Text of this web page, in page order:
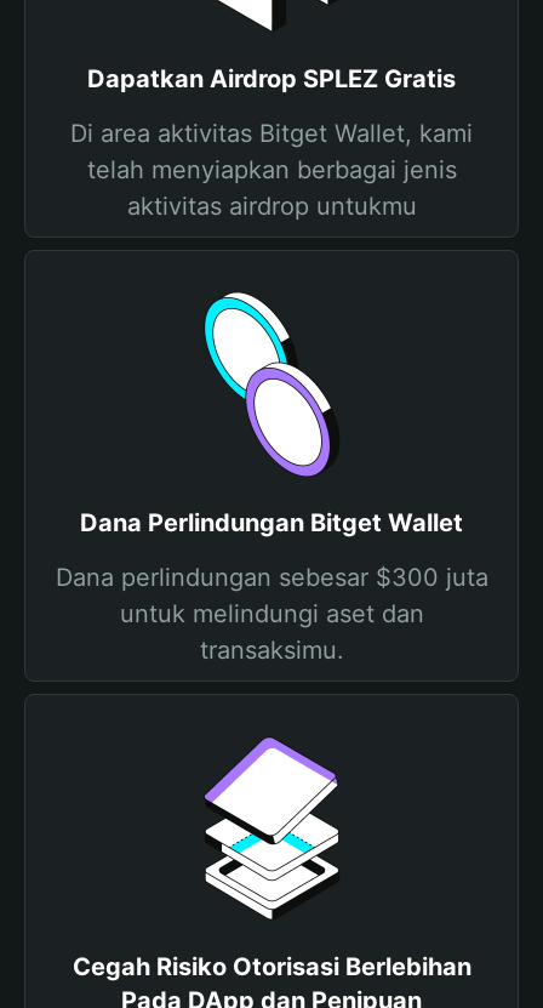
Dapatkan Airdrop SPLEZ Gratis
Di area aktivitas Bitget Wallet, kami
telah menyiapkan berbagai jenis
aktivitas airdrop untukmu
Dana Perlindungan Bitget Wallet
Dana perlindungan sebesar $300 juta
untuk melindungi aset dan
transaksimu.
Cegah Risiko Otorisasi Berlebihan
Pada DApp dan Penipuan